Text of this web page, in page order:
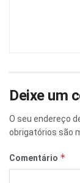
Deixe um
O seu endereço
obrigatórios são
Comentário *